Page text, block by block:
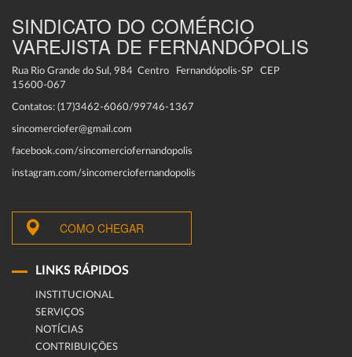
SINDICATO DO COMÉRCIO
VAREJISTA DE FERNANDÓPOLIS
Rua Rio Grande do Sul, 984 Centro Fernandópolis-SP CEP
15600-067
Contatos: (17)3462-6060/99746-1367
sincomerciofer@gmail.com
facebook.com/sincomerciofernandopolis
instagram.com/sincomerciofernandopolis
COMO CHEGAR
LINKS RÁPIDOS
INSTITUCIONAL
SERVIÇOS
NOTÍCIAS
CONTRIBUIÇÕES